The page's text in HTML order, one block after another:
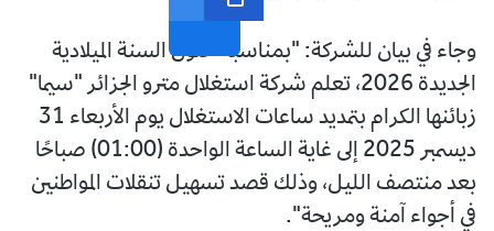
وجاء في بيان للشركة: "بمناسبة حلول السنة الميلادية
الجديدة 2026، تعلم شركة استغلال مترو الجزائر "سيما"
زبائنها الكرام بتمديد ساعات الاستغلال يوم الأربعاء 31
ديسمبر 2025 إلى غاية الساعة الواحدة (01:00) صباحًا
بعد منتصف الليل، وذلك قصد تسهيل تنقلات المواطنين
في أجواء آمنة ومريحة".